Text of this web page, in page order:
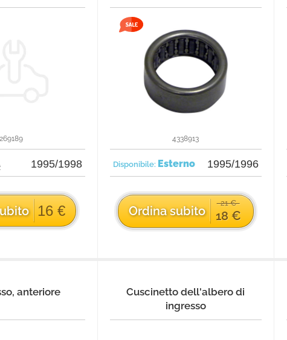
1995/1998
16 €
4338913
Disponibile: Esterno 1995/1996
Ordina subito
21 €
18 €
anteriore
Cuscinetto dell'albero di
ingresso